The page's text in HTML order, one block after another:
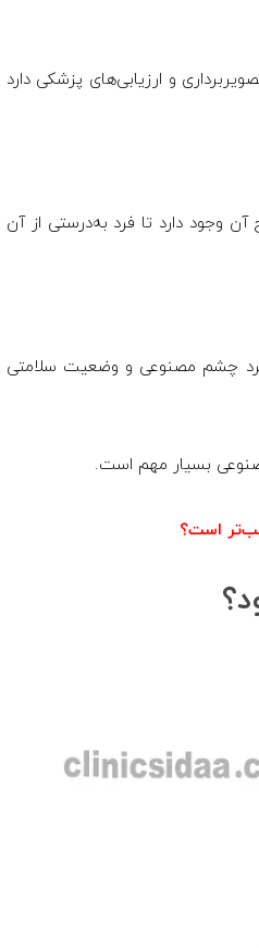
و ارزیابی‌های پزشکی دارد
وجود دارد تا فرد به‌درستی از آن
چشم مصنوعی و وضعیت سلامتی
بسیار مهم است.
است؟